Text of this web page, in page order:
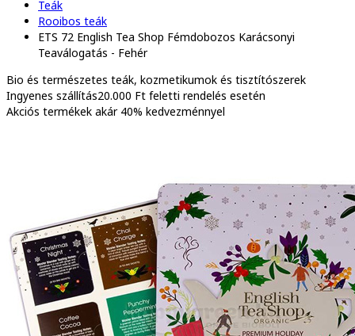
Teák
Rooibos teák
ETS 72 English Tea Shop Fémdobozos Karácsonyi
Teaválogatás - Fehér
Bio és természetes teák, kozmetikumok és tisztítószerek
Ingyenes szállítás20.000 Ft feletti rendelés esetén
Akciós termékek akár 40% kedvezménnyel